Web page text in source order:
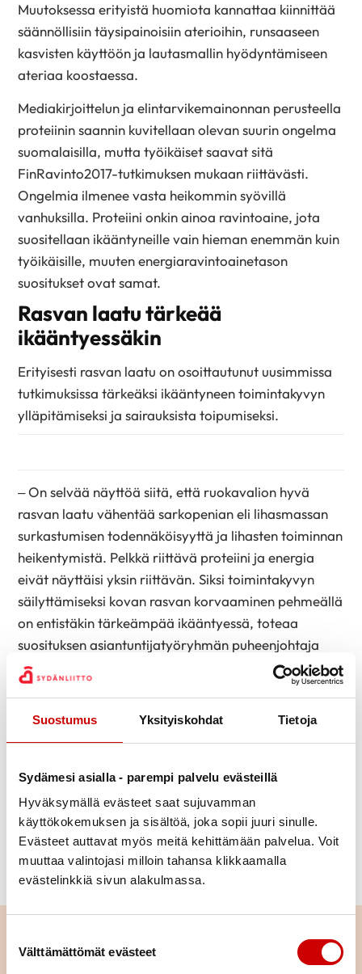
Suostumus Yksityiskohdat Tietoja
Sydämesi asialla - parempi palvelu evästeillä
Hyväksymällä evästeet saat sujuvamman
käyttökokemuksen ja sisältöä, joka sopii juuri sinulle.
Evästeet auttavat myös meitä kehittämään palvelua. Voit
muuttaa valintojasi milloin tahansa klikkaamalla
evästelinkkiä sivun alakulmassa.
Välttämättömät evästeet
Muutoksessa erityistä huomiota kannattaa kiinnittää
säännöllisiin täysipainoisiin aterioihin, runsaaseen
kasvisten käyttöön ja lautasmallin hyödyntämiseen
ateriaa koostaessa.
Mediakirjoittelun ja elintarvikemainonnan perusteella
proteiinin saannin kuvitellaan olevan suurin ongelma
suomalaisilla, mutta työikäiset saavat sitä
FinRavinto2017-tutkimuksen mukaan riittävästi.
Ongelmia ilmenee vasta heikommin syövillä
vanhuksilla. Proteiini onkin ainoa ravintoaine, jota
suositellaan ikääntyneille vain hieman enemmän kuin
työikäisille, muuten energiaravintoainetason
suositukset ovat samat.
Rasvan laatu tärkeää
ikääntyessäkin
Erityisesti rasvan laatu on osoittautunut uusimmissa
tutkimuksissa tärkeäksi ikääntyneen toimintakyvyn
ylläpitämiseksi ja sairauksista toipumiseksi.
­– On selvää näyttöä siitä, että ruokavalion hyvä
rasvan laatu vähentää sarkopenian eli lihasmassan
surkastumisen todennäköisyyttä ja lihasten toiminnan
heikentymistä. Pelkkä riittävä proteiini ja energia
eivät näyttäisi yksin riittävän. Siksi toimintakyvyn
säilyttämiseksi kovan rasvan korvaaminen pehmeällä
on entistäkin tärkeämpää ikääntyessä, toteaa
suosituksen asiantuntijatyöryhmän puheenjohtaja
professori Ursula Schwab.
Ikääntyneiden ruokasuositukset perustuvat
kansallisiin Terveyttä ruoasta -ravitsemussuosituksiin
ja kliinisten näkökulmien osalta tutkimusnäyttöön.
ikääntyneiden ravitsemuksen parissa työskenteleviä
sekä ikääntyneitä itseään. Terveellinen syöminen
turvaa hyvän ravitsemustilan ylläpitämistä ja edistää
näin terveyttä, fyysistä ja psyykkistä toimintakykyä
sekä sosiaalista hyvinvointia ja elämänlaatua.